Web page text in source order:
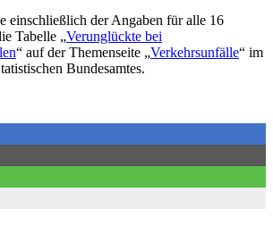
einschließlich der Angaben für alle 16
Tabelle „Verunglückte bei
“ auf der Themenseite „Verkehrsunfälle“ im
Bundesamtes.